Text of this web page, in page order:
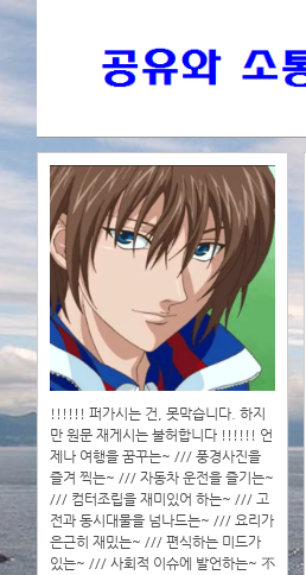
!!!!!! 퍼가시는 건, 못막습니다. 하지
만 원문 재게시는 불허합니다 !!!!!! 언
제나 여행을 꿈꾸는~ /// 풍경사진을
즐겨 찍는~ /// 자동차 운전을 즐기는~
/// 컴터조립을 재미있어 하는~ /// 고
전과 동시대물을 넘나드는~ /// 요리가
은근히 재밌는~ /// 편식하는 미드가
있는~ /// 사회적 이슈에 발언하는~ 不